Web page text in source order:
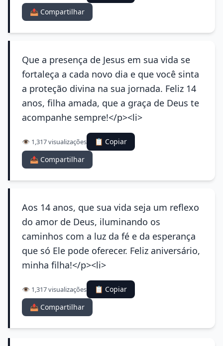
📤 Compartilhar
Que a presença de Jesus em sua vida se
fortaleça a cada novo dia e que você sinta
a proteção divina na sua jornada. Feliz 14
anos, filha amada, que a graça de Deus te
acompanhe sempre!</p><li>
👁️ 1,317 visualizações
📋 Copiar
📤 Compartilhar
Aos 14 anos, que sua vida seja um reflexo
do amor de Deus, iluminando os
caminhos com a luz da fé e da esperança
que só Ele pode oferecer. Feliz aniversário,
minha filha!</p><li>
👁️ 1,317 visualizações
📋 Copiar
📤 Compartilhar